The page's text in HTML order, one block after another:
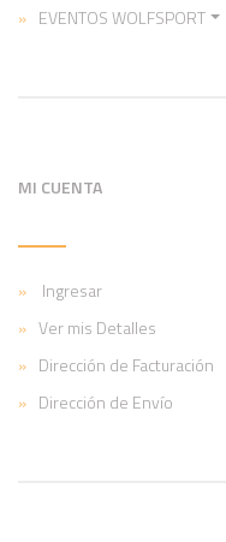
EVENTOS WOLFSPORT
MI CUENTA
Ingresar
Ver mis Detalles
Dirección de Facturación
Dirección de Envío